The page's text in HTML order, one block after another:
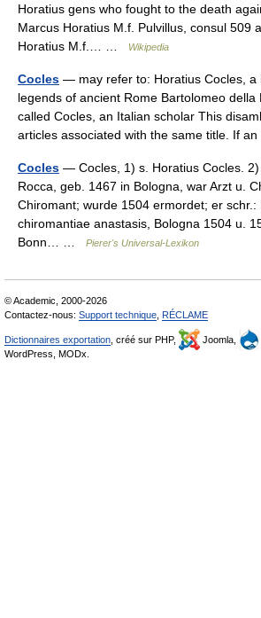
Horatius gens who fought to the death
Marcus Horatius M.f. Pulvillus, consul 509
Horatius M.f.… …
Wikipedia
Cocles — may refer to: Horatius Cocles, a
legends of ancient Rome Bartolomeo della
called Cocles, an Italian scholar This
articles associated with the same title. If
Cocles — Cocles, 1) s. Horatius Cocles.
Rocca, geb. 1467 in Bologna, war Arzt u.
Chiromant; wurde 1504 ermordet; er schr.:
chiromantiae anastasis, Bologna 1504 u.
Bonn… …
Pierer's Universal-Lexikon
© Academic, 2000-2026
Contactez-nous: Support technique RÉCLAME
Dictionnaires exportation , créé sur PHP, Joomla,
WordPress, MODx.